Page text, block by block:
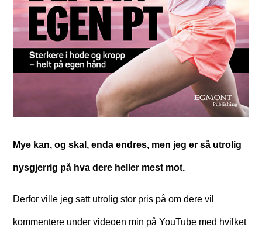
Mye kan, og skal, enda endres, men jeg er så utrolig
nysgjerrig på hva dere heller mest mot.
Derfor ville jeg satt utrolig stor pris på om dere vil
kommentere under videoen min på YouTube med hvilket